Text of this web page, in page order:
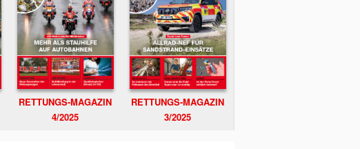
RETTUNGS-MAGAZIN
4/2025
RETTUNGS-MAGAZIN
3/2025